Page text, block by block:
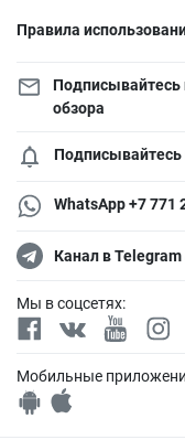
Правила
Подписывайтесь
обзора
WhatsApp +7 771
Канал в
Мы в соцсетях:
Мобильные